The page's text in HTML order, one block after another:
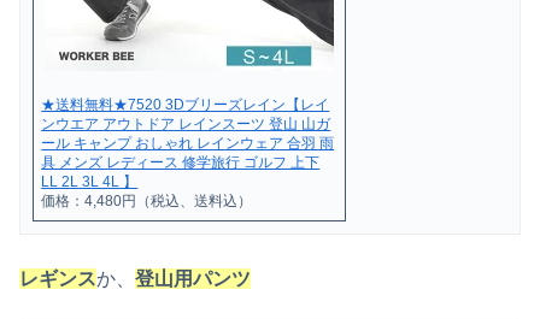
★送料無料★7520 3Dブリーズレイン【レイ
ンウエア アウトドア レインスーツ 登山 山ガ
ール キャンプ おしゃれ レインウェア 合羽 雨
具 メンズ レディース 修学旅行 ゴルフ 上下
LL 2L 3L 4L 】
価格：4,480円（税込、送料込）
レギンスか、 登山用パンツ